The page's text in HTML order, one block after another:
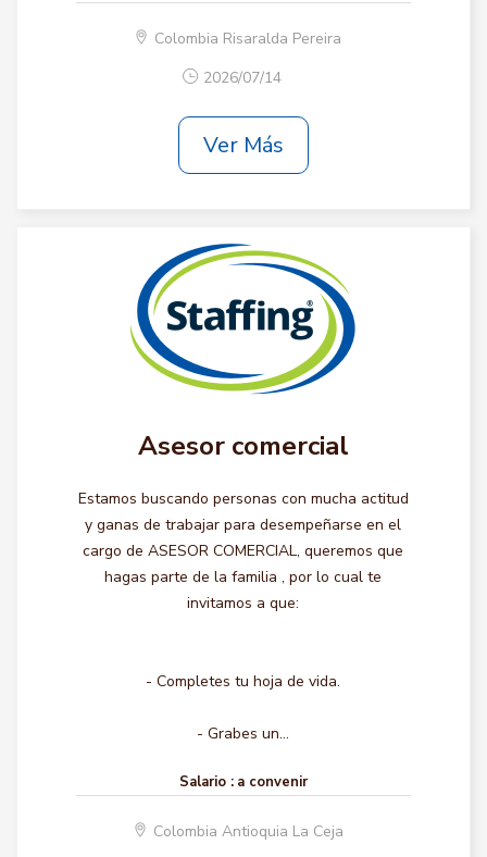
Colombia Risaralda Pereira
2026/07/14
Ver Más
Asesor comercial
Estamos buscando personas con mucha actitud
y ganas de trabajar para desempeñarse en el
cargo de ASESOR COMERCIAL, queremos que
hagas parte de la familia , por lo cual te
invitamos a que:
- Completes tu hoja de vida.
- Grabes un...
Salario : a convenir
Colombia Antioquia La Ceja